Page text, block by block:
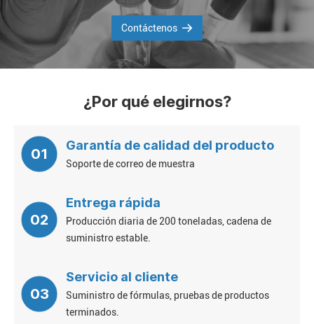
Contáctenos
¿Por qué elegirnos?
01
Garantía de calidad del producto
Soporte de correo de muestra
02
Entrega rápida
Producción diaria de 200 toneladas, cadena de
suministro estable.
03
Servicio al cliente
Suministro de fórmulas, pruebas de productos
terminados.